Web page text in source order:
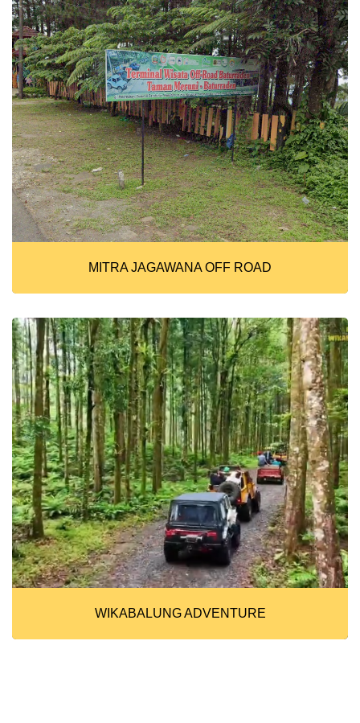
MITRA JAGAWANA OFF ROAD
WIKABALUNG ADVENTURE